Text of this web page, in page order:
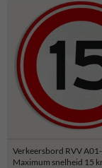
Verkeersbord RVV
Maximum snelheid 15